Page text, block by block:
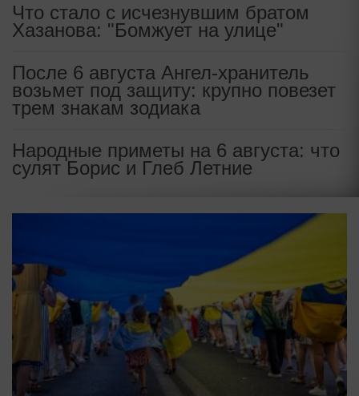
Что стало с исчезнувшим братом
Хазанова: "Бомжует на улице"
После 6 августа Ангел-хранитель
возьмет под защиту: крупно повезет
трем знакам зодиака
Народные приметы на 6 августа: что
сулят Борис и Глеб Летние